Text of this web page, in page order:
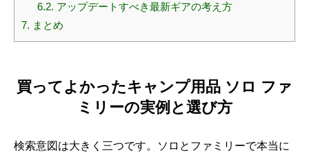
6.2. アップデートすべき最新ギアの考え方
7. まとめ
買ってよかったキャンプ用品 ソロ ファ
ミリーの実例と選び方
検索意図は大きく三つです。ソロとファミリーで本当に